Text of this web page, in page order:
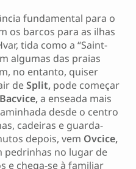
fundamental para o
os barcos para as ilhas
tida como a “Saint-
algumas das praias
no entanto, quiser
deSplit,pode começar
Bacvice,a enseada mais
desde o centro
cadeiras e guarda-
depois, vem Ovcice,
pedrinhas no lugar de
e chega-se à familiar